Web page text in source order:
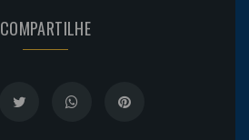
COMPARTILHE